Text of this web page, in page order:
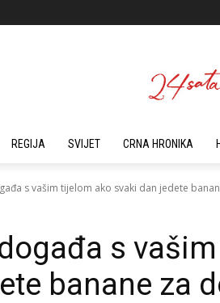
REGIJA SVIJET CRNA HRONIKA
s vašim tijelom ako svaki dan jedete
s
banane za